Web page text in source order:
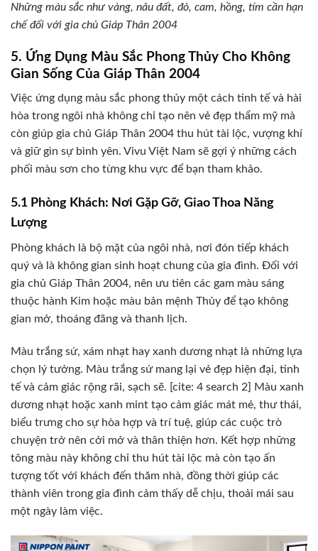
Những màu sắc như vàng, nâu đất, đỏ, cam, hồng, tím cần hạn
chế đối với gia chủ Giáp Thân 2004
5. Ứng Dụng Màu Sắc Phong Thủy Cho Không
Gian Sống Của Giáp Thân 2004
Việc ứng dụng màu sắc phong thủy một cách tinh tế và hài
hòa trong ngôi nhà không chỉ tạo nên vẻ đẹp thẩm mỹ mà
còn giúp gia chủ Giáp Thân 2004 thu hút tài lộc, vượng khí
và giữ gìn sự bình yên. Vivu Việt Nam sẽ gợi ý những cách
phối màu sơn cho từng khu vực để bạn tham khảo.
5.1 Phòng Khách: Nơi Gặp Gỡ, Giao Thoa Năng
Lượng
Phòng khách là bộ mặt của ngôi nhà, nơi đón tiếp khách
quý và là không gian sinh hoạt chung của gia đình. Đối với
gia chủ Giáp Thân 2004, nên ưu tiên các gam màu sáng
thuộc hành Kim hoặc màu bản mệnh Thủy để tạo không
gian mở, thoáng đãng và thanh lịch.
Màu trắng sứ, xám nhạt hay xanh dương nhạt là những lựa
chọn lý tưởng. Màu trắng sứ mang lại vẻ đẹp hiện đại, tinh
tế và cảm giác rộng rãi, sạch sẽ. [cite: 4 search 2] Màu xanh
dương nhạt hoặc xanh mint tạo cảm giác mát mẻ, thư thái,
biểu trưng cho sự hòa hợp và trí tuệ, giúp các cuộc trò
chuyện trở nên cởi mở và thân thiện hơn. Kết hợp những
tông màu này không chỉ thu hút tài lộc mà còn tạo ấn
tượng tốt với khách đến thăm nhà, đồng thời giúp các
thành viên trong gia đình cảm thấy dễ chịu, thoải mái sau
một ngày làm việc.